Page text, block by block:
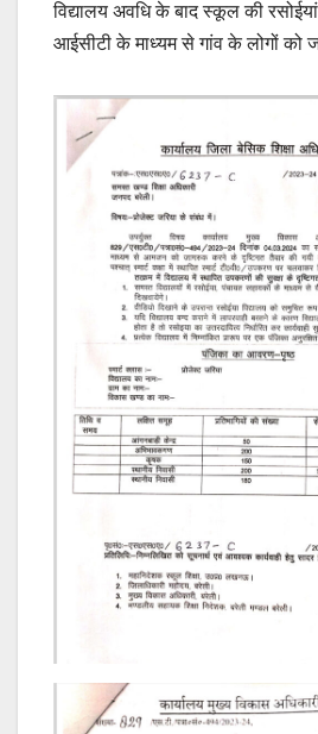
विद्यालय अवधि के बाद स्कूल की
आईसीटी के माध्यम से गांव के लोगों को